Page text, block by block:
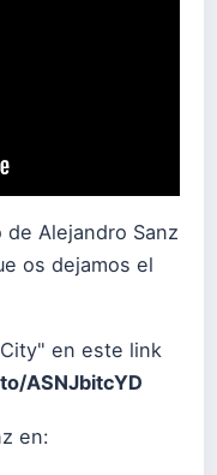
Alejandro Sanz
os dejamos el
en este link
ASNJbitcYD
en: